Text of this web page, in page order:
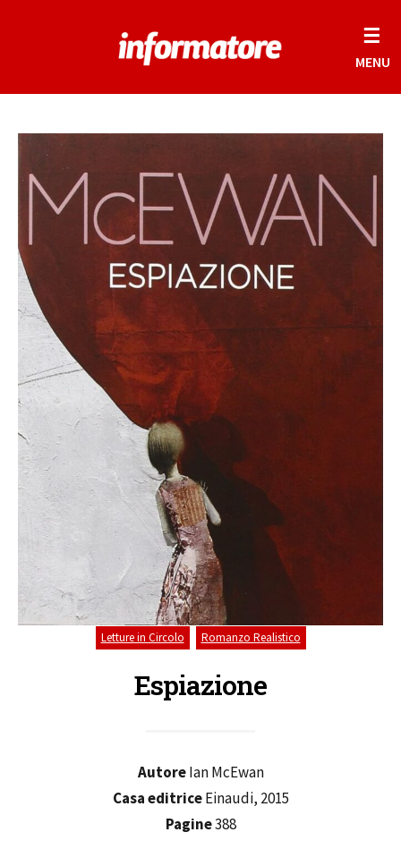
☰
MENU
Letture in Circolo Romanzo Realistico
Espiazione
AutoreIan McEwan
Casa editriceEinaudi, 2015
Pagine388